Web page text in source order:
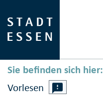
Sie befinden sich hier:
Vorlesen